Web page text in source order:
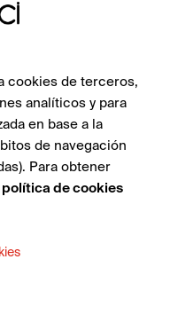
cookies de terceros,
analíticos y para
en base a la
de navegación
Para obtener
política de cookies